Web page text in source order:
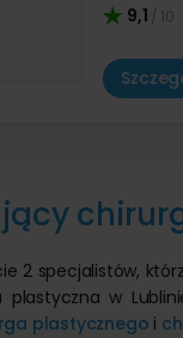
9,1 / 10
2 specjalistów,
plastyczna w
plastycznego i